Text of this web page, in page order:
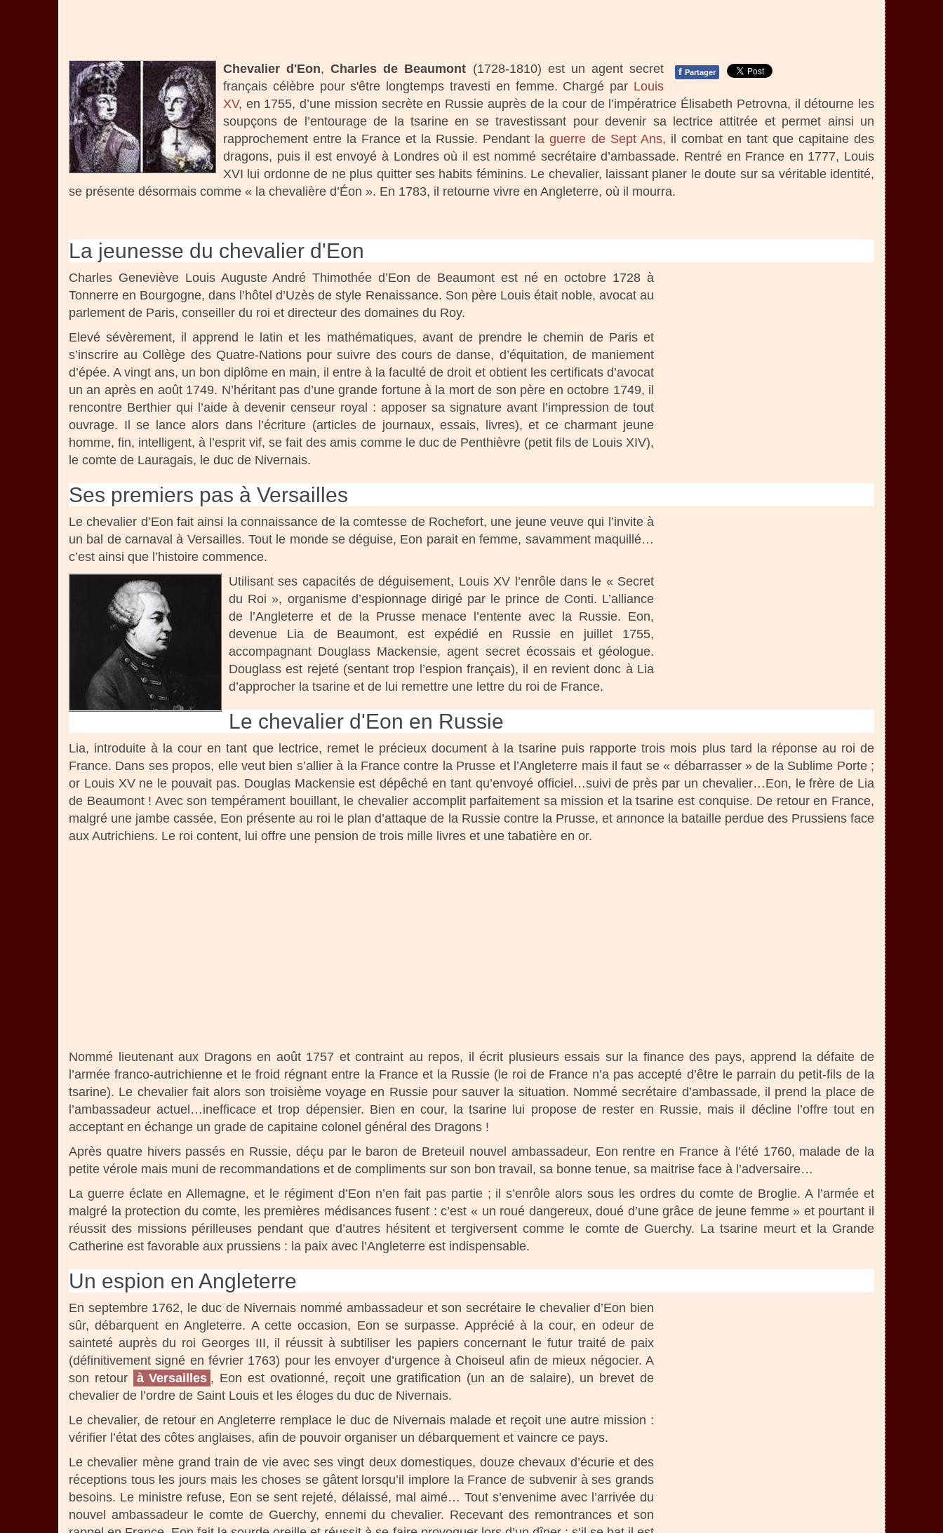
f Partager
Chevalier d'Eon,Charles de Beaumont (1728-1810) est un agent secret
français célèbre pour s'être longtemps travesti en femme. Chargé par Louis
XV, en 1755, d’une mission secrète en Russie auprès de la cour de l’impératrice Élisabeth Petrovna, il détourne les
soupçons de l’entourage de la tsarine en se travestissant pour devenir sa lectrice attitrée et permet ainsi un
rapprochement entre la France et la Russie. Pendant la guerre de Sept Ans, il combat en tant que capitaine des
dragons, puis il est envoyé à Londres où il est nommé secrétaire d’ambassade. Rentré en France en 1777, Louis
XVI lui ordonne de ne plus quitter ses habits féminins. Le chevalier, laissant planer le doute sur sa véritable identité,
se présente désormais comme « la chevalière d’Éon ». En 1783, il retourne vivre en Angleterre, où il mourra.
La jeunesse du chevalier d'Eon
Charles Geneviève Louis Auguste André Thimothée d’Eon de Beaumont est né en octobre 1728 à
Tonnerre en Bourgogne, dans l’hôtel d’Uzès de style Renaissance. Son père Louis était noble, avocat au
parlement de Paris, conseiller du roi et directeur des domaines du Roy.
Elevé sévèrement, il apprend le latin et les mathématiques, avant de prendre le chemin de Paris et
s’inscrire au Collège des Quatre-Nations pour suivre des cours de danse, d’équitation, de maniement
d’épée. A vingt ans, un bon diplôme en main, il entre à la faculté de droit et obtient les certificats d’avocat
un an après en août 1749. N’héritant pas d’une grande fortune à la mort de son père en octobre 1749, il
rencontre Berthier qui l’aide à devenir censeur royal : apposer sa signature avant l’impression de tout
ouvrage. Il se lance alors dans l’écriture (articles de journaux, essais, livres), et ce charmant jeune
homme, fin, intelligent, à l’esprit vif, se fait des amis comme le duc de Penthièvre (petit fils de Louis XIV),
le comte de Lauragais, le duc de Nivernais.
Ses premiers pas à Versailles
Le chevalier d’Eon fait ainsi la connaissance de la comtesse de Rochefort, une jeune veuve qui l’invite à
un bal de carnaval à Versailles. Tout le monde se déguise, Eon parait en femme, savamment maquillé…
c’est ainsi que l’histoire commence.
Utilisant ses capacités de déguisement, Louis XV l’enrôle dans le « Secret
du Roi », organisme d’espionnage dirigé par le prince de Conti. L’alliance
de l’Angleterre et de la Prusse menace l’entente avec la Russie. Eon,
devenue Lia de Beaumont, est expédié en Russie en juillet 1755,
accompagnant Douglass Mackensie, agent secret écossais et géologue.
Douglass est rejeté (sentant trop l’espion français), il en revient donc à Lia
d’approcher la tsarine et de lui remettre une lettre du roi de France.
Le chevalier d'Eon en Russie
Lia, introduite à la cour en tant que lectrice, remet le précieux document à la tsarine puis rapporte trois mois plus tard la réponse au roi de
France. Dans ses propos, elle veut bien s’allier à la France contre la Prusse et l’Angleterre mais il faut se « débarrasser » de la Sublime Porte ;
or Louis XV ne le pouvait pas. Douglas Mackensie est dépêché en tant qu’envoyé officiel…suivi de près par un chevalier…Eon, le frère de Lia
de Beaumont ! Avec son tempérament bouillant, le chevalier accomplit parfaitement sa mission et la tsarine est conquise. De retour en France,
malgré une jambe cassée, Eon présente au roi le plan d’attaque de la Russie contre la Prusse, et annonce la bataille perdue des Prussiens face
aux Autrichiens. Le roi content, lui offre une pension de trois mille livres et une tabatière en or.
Nommé lieutenant aux Dragons en août 1757 et contraint au repos, il écrit plusieurs essais sur la finance des pays, apprend la défaite de
l’armée franco-autrichienne et le froid régnant entre la France et la Russie (le roi de France n’a pas accepté d’être le parrain du petit-fils de la
tsarine). Le chevalier fait alors son troisième voyage en Russie pour sauver la situation. Nommé secrétaire d’ambassade, il prend la place de
l’ambassadeur actuel…inefficace et trop dépensier. Bien en cour, la tsarine lui propose de rester en Russie, mais il décline l’offre tout en
acceptant en échange un grade de capitaine colonel général des Dragons !
Après quatre hivers passés en Russie, déçu par le baron de Breteuil nouvel ambassadeur, Eon rentre en France à l’été 1760, malade de la
petite vérole mais muni de recommandations et de compliments sur son bon travail, sa bonne tenue, sa maitrise face à l’adversaire…
La guerre éclate en Allemagne, et le régiment d’Eon n’en fait pas partie ; il s’enrôle alors sous les ordres du comte de Broglie. A l’armée et
malgré la protection du comte, les premières médisances fusent : c’est « un roué dangereux, doué d’une grâce de jeune femme » et pourtant il
réussit des missions périlleuses pendant que d’autres hésitent et tergiversent comme le comte de Guerchy. La tsarine meurt et la Grande
Catherine est favorable aux prussiens : la paix avec l’Angleterre est indispensable.
Un espion en Angleterre
En septembre 1762, le duc de Nivernais nommé ambassadeur et son secrétaire le chevalier d’Eon bien
sûr, débarquent en Angleterre. A cette occasion, Eon se surpasse. Apprécié à la cour, en odeur de
sainteté auprès du roi Georges III, il réussit à subtiliser les papiers concernant le futur traité de paix
(définitivement signé en février 1763) pour les envoyer d’urgence à Choiseul afin de mieux négocier. A
son retour
à Versailles , Eon est ovationné, reçoit une gratification (un an de salaire), un brevet de
chevalier de l’ordre de Saint Louis et les éloges du duc de Nivernais.
Le chevalier, de retour en Angleterre remplace le duc de Nivernais malade et reçoit une autre mission :
vérifier l’état des côtes anglaises, afin de pouvoir organiser un débarquement et vaincre ce pays.
Le chevalier mène grand train de vie avec ses vingt deux domestiques, douze chevaux d’écurie et des
réceptions tous les jours mais les choses se gâtent lorsqu’il implore la France de subvenir à ses grands
besoins. Le ministre refuse, Eon se sent rejeté, délaissé, mal aimé… Tout s’envenime avec l’arrivée du
nouvel ambassadeur le comte de Guerchy, ennemi du chevalier. Recevant des remontrances et son